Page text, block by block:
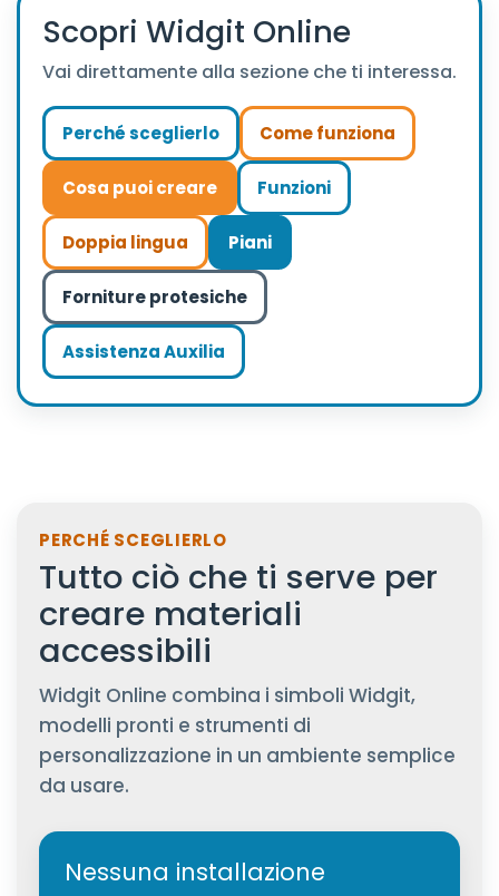
Scopri Widgit Online
Vai direttamente alla sezione che ti interessa.
Perché sceglierlo Come funziona
Cosa puoi creare Funzioni
Doppia lingua Piani
Forniture protesiche
Assistenza Auxilia
PERCHÉ SCEGLIERLO
Tutto ciò che ti serve per
creare materiali
accessibili
Widgit Online combina i simboli Widgit,
modelli pronti e strumenti di
personalizzazione in un ambiente semplice
da usare.
Nessuna installazione